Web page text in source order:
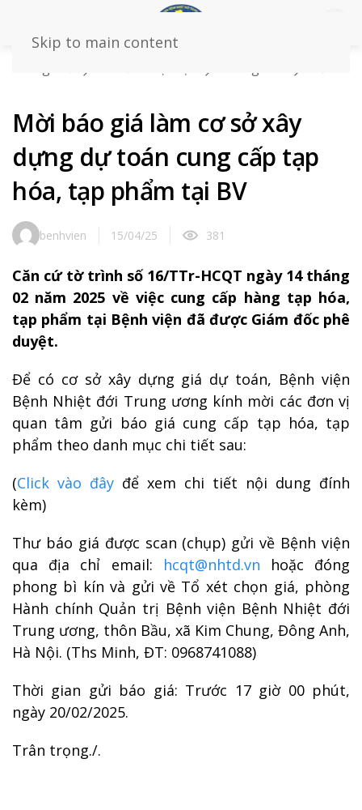
Skip to main content
tạp phẩm tại BV
Mời báo giá làm cơ sở xây
dựng dự toán cung cấp tạp
hóa, tạp phẩm tại BV
benhvien 15/04/25 381
Căn cứ tờ trình số 16/TTr-HCQT ngày 14 tháng
02 năm 2025 về việc cung cấp hàng tạp hóa,
tạp phẩm tại Bệnh viện đã được Giám đốc phê
duyệt.
Để có cơ sở xây dựng giá dự toán, Bệnh viện
Bệnh Nhiệt đới Trung ương kính mời các đơn vị
quan tâm gửi báo giá cung cấp tạp hóa, tạp
phẩm theo danh mục chi tiết sau:
(Click vào đây để xem chi tiết nội dung đính
kèm)
Thư báo giá được scan (chụp) gửi về Bệnh viện
qua địa chỉ email: hcqt@nhtd.vn hoặc đóng
phong bì kín và gửi về Tổ xét chọn giá, phòng
Hành chính Quản trị Bệnh viện Bệnh Nhiệt đới
Trung ương, thôn Bầu, xã Kim Chung, Đông Anh,
Hà Nội. (Ths Minh, ĐT: 0968741088)
Thời gian gửi báo giá: Trước 17 giờ 00 phút,
ngày 20/02/2025.
Trân trọng./.